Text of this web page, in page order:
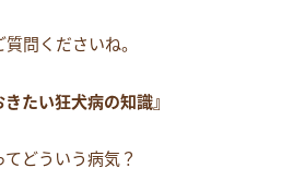
問くださいね。
きたい狂犬病の知識』
てどういう病気？